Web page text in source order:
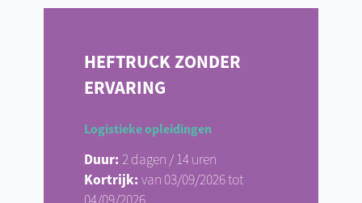
HEFTRUCK ZONDER
ERVARING
Logistieke opleidingen
Duur: 2 dagen / 14 uren
Kortrijk: van 03/09/2026 tot